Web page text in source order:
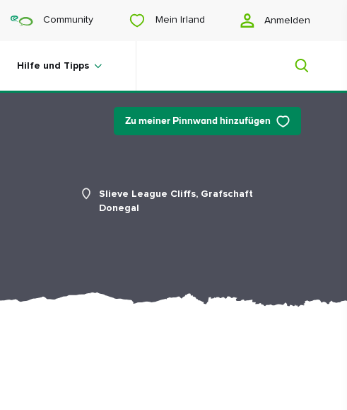
Community Mein Irland Anmelden
Hilfe und Tipps
Sie suchen noch Anregungen? Planen
Sie eine Reise? Oder wollen Sie sich
Zu meiner Pinnwand hinzufügen
Slieve League Cliffs, Grafschaft
Donegal